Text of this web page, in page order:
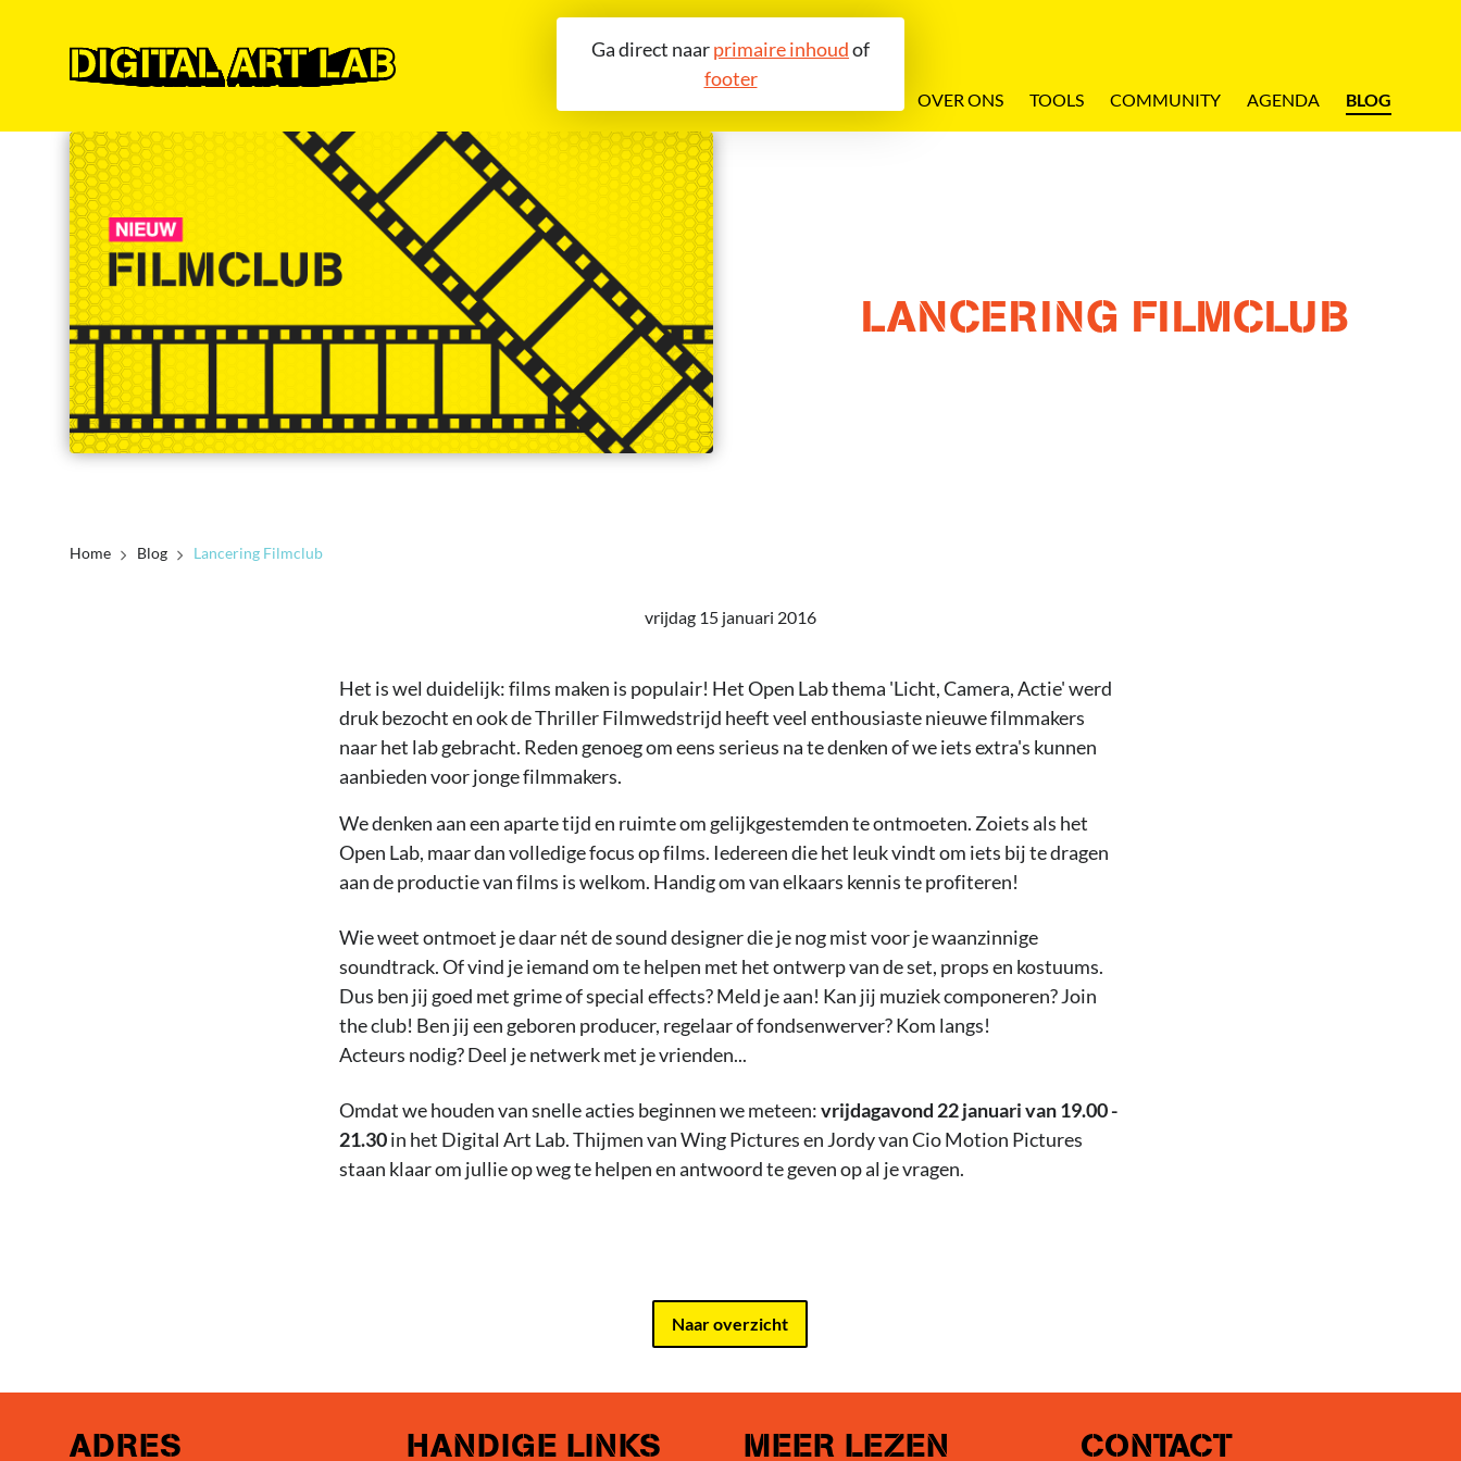
Ga direct naarprimaire inhoudof
footer
OVER ONS TOOLS COMMUNITY AGENDA BLOG
LANCERING FILMCLUB
Home Blog Lancering Filmclub
vrijdag 15 januari 2016
Het is wel duidelijk: films maken is populair! Het Open Lab thema 'Licht, Camera, Actie' werd
druk bezocht en ook de Thriller Filmwedstrijd heeft veel enthousiaste nieuwe filmmakers
naar het lab gebracht. Reden genoeg om eens serieus na te denken of we iets extra's kunnen
aanbieden voor jonge filmmakers.
We denken aan een aparte tijd en ruimte om gelijkgestemden te ontmoeten. Zoiets als het
Open Lab, maar dan volledige focus op films. Iedereen die het leuk vindt om iets bij te dragen
aan de productie van films is welkom. Handig om van elkaars kennis te profiteren!
Wie weet ontmoet je daar nét de sound designer die je nog mist voor je waanzinnige
soundtrack. Of vind je iemand om te helpen met het ontwerp van de set, props en kostuums.
Dus ben jij goed met grime of special effects? Meld je aan! Kan jij muziek componeren? Join
the club! Ben jij een geboren producer, regelaar of fondsenwerver? Kom langs!
Acteurs nodig? Deel je netwerk met je vrienden...
Omdat we houden van snelle acties beginnen we meteen:vrijdagavond 22 januari van 19.00 -
21.30in het Digital Art Lab. Thijmen van Wing Pictures en Jordy van Cio Motion Pictures
staan klaar om jullie op weg te helpen en antwoord te geven op al je vragen.
Naar overzicht
ADRES HANDIGE LINKS MEER LEZEN CONTACT